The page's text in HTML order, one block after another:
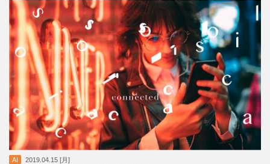
AI 2019.04.15 [月]